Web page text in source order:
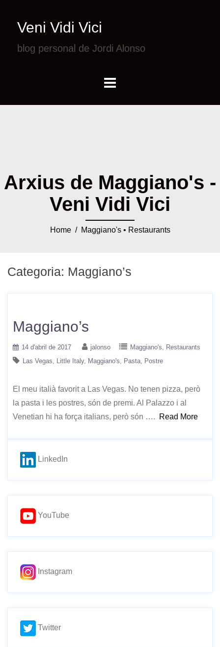
Veni Vidi Vici
blog personal de Jordi Alonso
Arxius de Maggiano's -
Veni Vidi Vici
Home/ Maggiano's• Restaurants
Categoria: Maggiano’s
Maggiano’s
14 d'abril de 2017 jalonso Maggiano's
Restaurants
Las Vegas
Little Italy Maggiano's Pasta Postre
El meu italià favorit a Las Vegas. No tenen pizza, però
la pasta i les postres, són de premi. Al Palazzo i al
Venetian hi ha força italians, però són ….
Read More
LinkedIn
YouTube
Instagram
Twitter